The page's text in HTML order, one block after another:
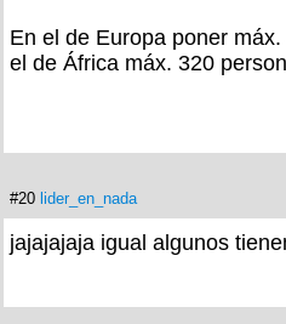
En el de Europa poner
el de África máx. 320
#20 lider_en_nada
jajajajaja igual algunos